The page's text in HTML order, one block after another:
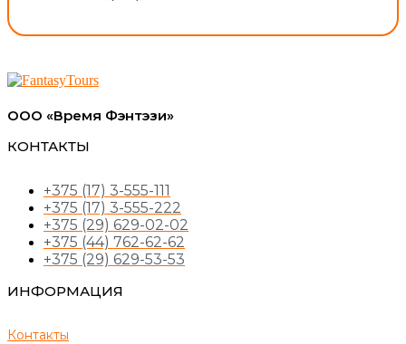
ООО «Время Фэнтэзи»
КОНТАКТЫ
+375 (17) 3-555-111
+375 (17) 3-555-222
+375 (29) 629-02-02
+375 (44) 762-62-62
+375 (29) 629-53-53
ИНФОРМАЦИЯ
Контакты